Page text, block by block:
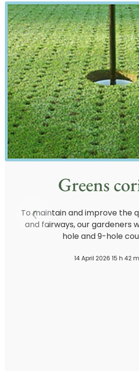
Greens
To maintain and improve the
and fairways, our gardeners
hole and 9-hole
14 April 2026 15 h 42